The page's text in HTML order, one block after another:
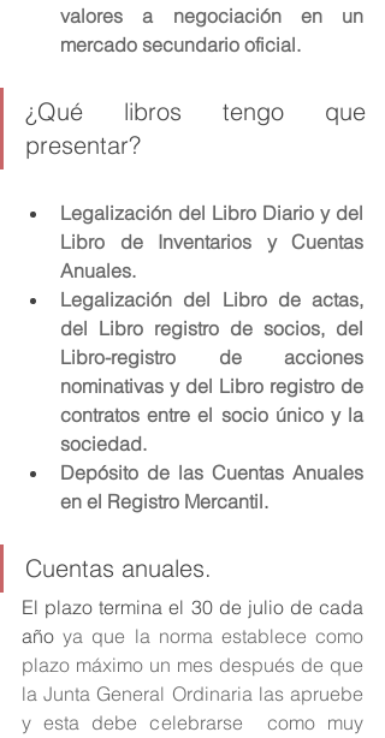
valores a negociación en un
mercado secundario oficial.
¿Qué libros tengo que
presentar?
Legalización del Libro Diario y del
Libro de Inventarios y Cuentas
Anuales.
Legalización del Libro de actas,
del Libro registro de socios, del
Libro-registro de acciones
nominativas y del Libro registro de
contratos entre el socio único y la
sociedad.
Depósito de las Cuentas Anuales
en el Registro Mercantil.
Cuentas anuales.
El plazo termina el 30 de julio de cada
año ya que la norma establece como
plazo máximo un mes después de que
la Junta General Ordinaria las apruebe
y esta debe celebrarse  como muy